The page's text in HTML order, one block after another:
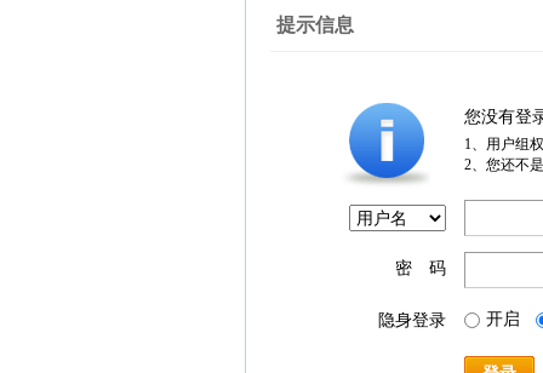
提示信息
您没有登
1、用户组
2、您还不
密 码
隐身登录 开启